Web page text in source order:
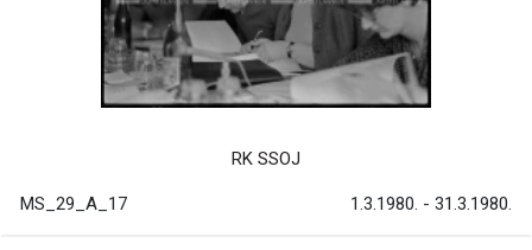
RK SSOJ
MS_29_A_17 1.3.1980. - 31.3.1980.